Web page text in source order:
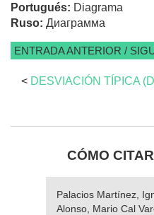
Portugués: Diagrama
Ruso: Диаграмма
ENTRADA ANTERIOR /
< DESVIACIÓN TÍPICA
CÓMO
Palacios Martínez,
Alonso, Mario Cal